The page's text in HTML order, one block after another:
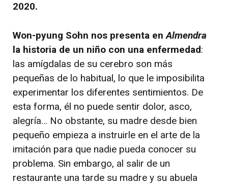
2020.
Won-pyung Sohn nos presenta enAlmendra
la historia de un niño con una enfermedad:
las amígdalas de su cerebro son más
pequeñas de lo habitual, lo que le imposibilita
experimentar los diferentes sentimientos. De
esta forma, él no puede sentir dolor, asco,
alegría… No obstante, su madre desde bien
pequeño empieza a instruirle en el arte de la
imitación para que nadie pueda conocer su
problema. Sin embargo, al salir de un
restaurante una tarde su madre y su abuela